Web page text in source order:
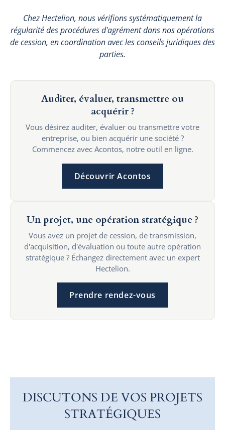
Chez Hectelion, nous vérifions systématiquement la
régularité des procédures d'agrément dans nos opérations
de cession, en coordination avec les conseils juridiques des
parties.
Auditer, évaluer, transmettre ou
acquérir ?
Vous désirez auditer, évaluer ou transmettre votre
entreprise, ou bien acquérir une société ?
Commencez avec Acontos, notre outil en ligne.
Découvrir Acontos
Un projet, une opération stratégique ?
Vous avez un projet de cession, de transmission,
d'acquisition, d'évaluation ou toute autre opération
stratégique ? Échangez directement avec un expert
Hectelion.
Prendre rendez-vous
DISCUTONS DE VOS PROJETS
STRATÉGIQUES